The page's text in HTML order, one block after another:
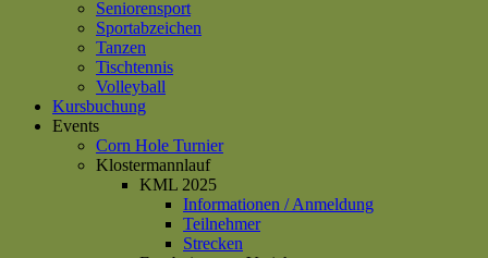
Seniorensport
Sportabzeichen
Tanzen
Tischtennis
Volleyball
Kursbuchung
Events
Corn Hole Turnier
Klostermannlauf
KML 2025
Informationen / Anmeldung
Teilnehmer
Strecken